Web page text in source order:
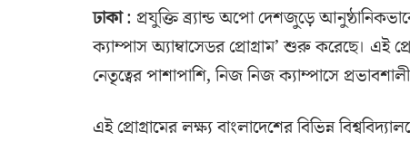
ঢাকা: প্রযুক্তি ব্র্যান্ড অপো দেশজুড়ে
ক্যাম্পাস অ্যাম্বাসেডর প্রোগ্রাম’ শুরু করেছে। এই
নেতৃত্বের পাশাপাশি, নিজ নিজ ক্যাম্পাসে
এই প্রোগ্রামের লক্ষ্য বাংলাদেশের বিভিন্ন